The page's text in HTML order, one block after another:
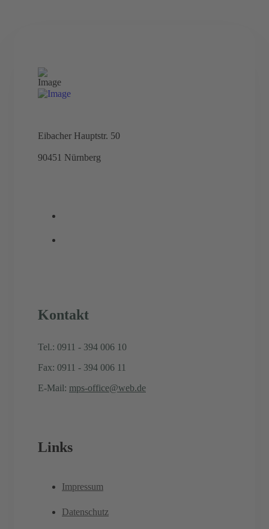
Eibacher Hauptstr. 50
90451 Nürnberg
Kontakt
Tel.: 0911 - 394 006 10
Fax: 0911 - 394 006 11
E-Mail: mps-office@web.de
Links
Impressum
Datenschutz